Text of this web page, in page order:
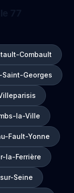
Combault
Saint-Georges
la-Ville
Fault-Yonne
la-Ferrière
Seine